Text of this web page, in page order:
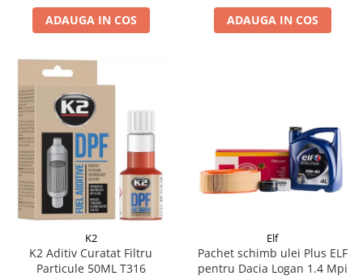
ADAUGA IN COS ADAUGA IN COS
K2
K2 Aditiv Curatat Filtru
Particule 50ML T316
Elf
Pachet schimb ulei Plus ELF
pentru Dacia Logan 1.4 Mpi